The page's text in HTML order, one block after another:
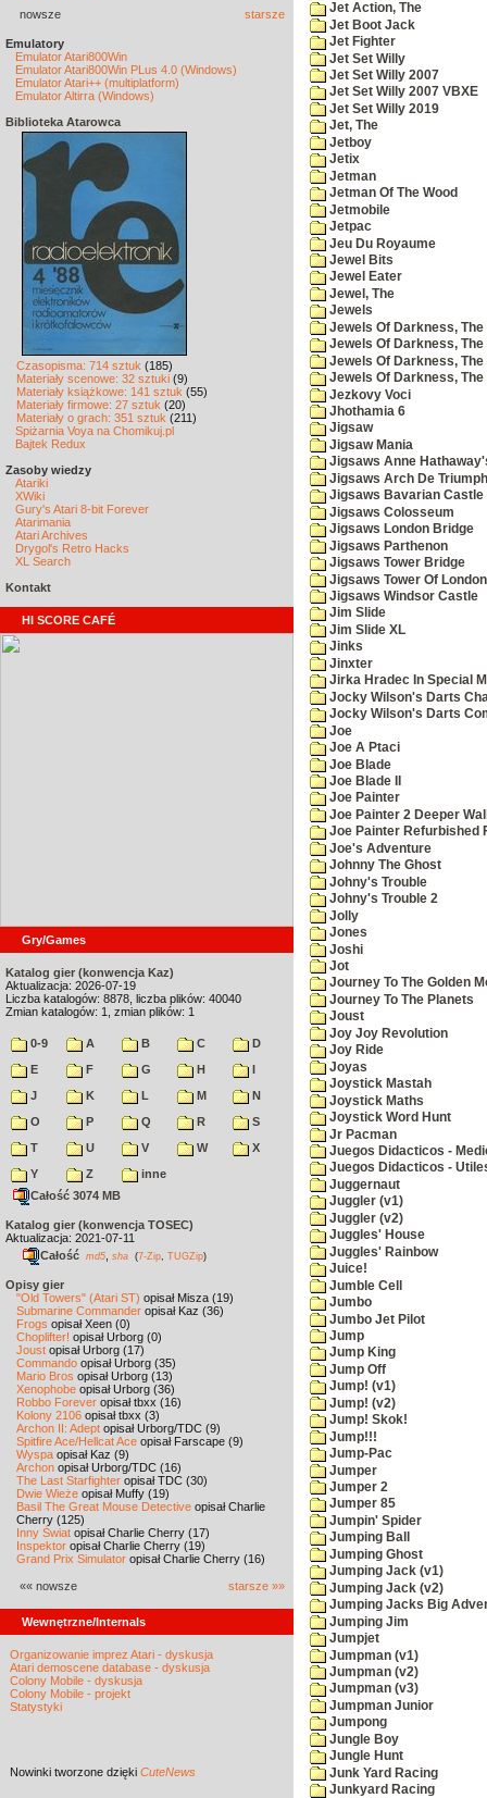
nowsze starsze
Emulatory
Emulator Atari800Win
Emulator Atari800Win PLus 4.0 (Windows)
Emulator Atari++ (multiplatform)
Emulator Altirra (Windows)
Biblioteka Atarowca
Czasopisma: 714 sztuk (185)
Materiały scenowe: 32 sztuki (9)
Materiały książkowe: 141 sztuk (55)
Materiały firmowe: 27 sztuk (20)
Materiały o grach: 351 sztuk (211)
Spiżarnia Voya na Chomikuj.pl
Bajtek Redux
Zasoby wiedzy
Atariki
XWiki
Gury's Atari 8-bit Forever
Atarimania
Atari Archives
Drygol's Retro Hacks
XL Search
Kontakt
HI SCORE CAFÉ
Gry/Games
Katalog gier (konwencja Kaz)
Aktualizacja: 2026-07-19
Liczba katalogów: 8878, liczba plików: 40040
Zmian katalogów: 1, zmian plików: 1
0-9 A B C
D
E
F G H
I
J
K L M
N
O
P Q R
S
T
U V W
X
Y
Z
inne
Całość 3074 MB
Katalog gier (konwencja TOSEC)
Aktualizacja: 2021-07-11
Całość md5 sha (7-Zip TUGZip)
Opisy gier
"Old Towers" (Atari ST) opisał Misza (19)
Submarine Commander opisał Kaz (36)
Frogs opisał Xeen (0)
Choplifter! opisał Urborg (0)
Joust opisał Urborg (17)
Commando opisał Urborg (35)
Mario Bros opisał Urborg (13)
Xenophobe opisał Urborg (36)
Robbo Forever opisał tbxx (16)
Kolony 2106 opisał tbxx (3)
Archon II: Adept opisał Urborg/TDC (9)
Spitfire Ace/Hellcat Ace opisał Farscape (9)
Wyspa opisał Kaz (9)
Archon opisał Urborg/TDC (16)
The Last Starfighter opisał TDC (30)
Dwie Wieże opisał Muffy (19)
Basil The Great Mouse Detective opisał Charlie
Cherry (125)
Inny Świat opisał Charlie Cherry (17)
Inspektor opisał Charlie Cherry (19)
Grand Prix Simulator opisał Charlie Cherry (16)
«« nowsze starsze »»
Wewnętrzne/Internals
Organizowanie imprez Atari - dyskusja
Atari demoscene database - dyskusja
Colony Mobile - dyskusja
Colony Mobile - projekt
Statystyki
Nowinki tworzone dzięki CuteNews
Jet Action, The
Jet Boot Jack
Jet Fighter
Jet Set Willy
Jet Set Willy 2007
Jet Set Willy 2007 VBXE
Jet Set Willy 2019
Jet, The
Jetboy
Jetix
Jetman
Jetman Of The Wood
Jetmobile
Jetpac
Jeu Du Royaume
Jewel Bits
Jewel Eater
Jewel, The
Jewels
Jewels Of Darkness, The
Jewels Of Darkness,
Jewels Of Darkness,
Jewels Of Darkness,
Jezkovy Voci
Jhothamia 6
Jigsaw
Jigsaw Mania
Jigsaws Anne
Jigsaws Arch De Triumph
Jigsaws Bavarian Castle
Jigsaws Colosseum
Jigsaws London Bridge
Jigsaws Parthenon
Jigsaws Tower Bridge
Jigsaws Tower Of London
Jigsaws Windsor Castle
Jim Slide
Jim Slide XL
Jinks
Jinxter
Jirka Hradec In Special
Jocky Wilson's Darts
Jocky Wilson's Darts
Joe
Joe A Ptaci
Joe Blade
Joe Blade II
Joe Painter
Joe Painter 2 Deeper
Joe Painter Refurbished
Joe's Adventure
Johnny The Ghost
Johny's Trouble
Johny's Trouble 2
Jolly
Jones
Joshi
Jot
Journey To The Golden
Journey To The Planets
Joust
Joy Joy Revolution
Joy Ride
Joyas
Joystick Mastah
Joystick Maths
Joystick Word Hunt
Jr Pacman
Juegos Didacticos -
Juegos Didacticos -
Juggernaut
Juggler (v1)
Juggler (v2)
Juggles' House
Juggles' Rainbow
Juice!
Jumble Cell
Jumbo
Jumbo Jet Pilot
Jump
Jump King
Jump Off
Jump! (v1)
Jump! (v2)
Jump! Skok!
Jump!!!
Jump-Pac
Jumper
Jumper 2
Jumper 85
Jumpin' Spider
Jumping Ball
Jumping Ghost
Jumping Jack (v1)
Jumping Jack (v2)
Jumping Jacks Big
Jumping Jim
Jumpjet
Jumpman (v1)
Jumpman (v2)
Jumpman (v3)
Jumpman Junior
Jumpong
Jungle Boy
Jungle Hunt
Junk Yard Racing
Junkyard Racing